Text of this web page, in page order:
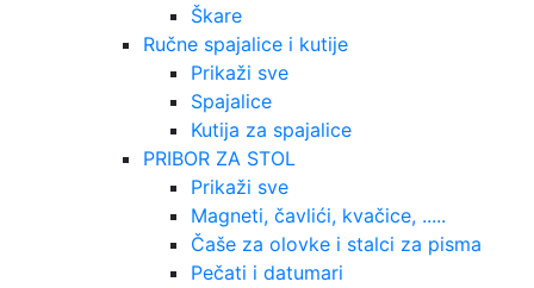
Škare
Ručne spajalice i kutije
Prikaži sve
Spajalice
Kutija za spajalice
PRIBOR ZA STOL
Prikaži sve
Magneti, čavlići, kvačice, .....
Čaše za olovke i stalci za pisma
Pečati i datumari